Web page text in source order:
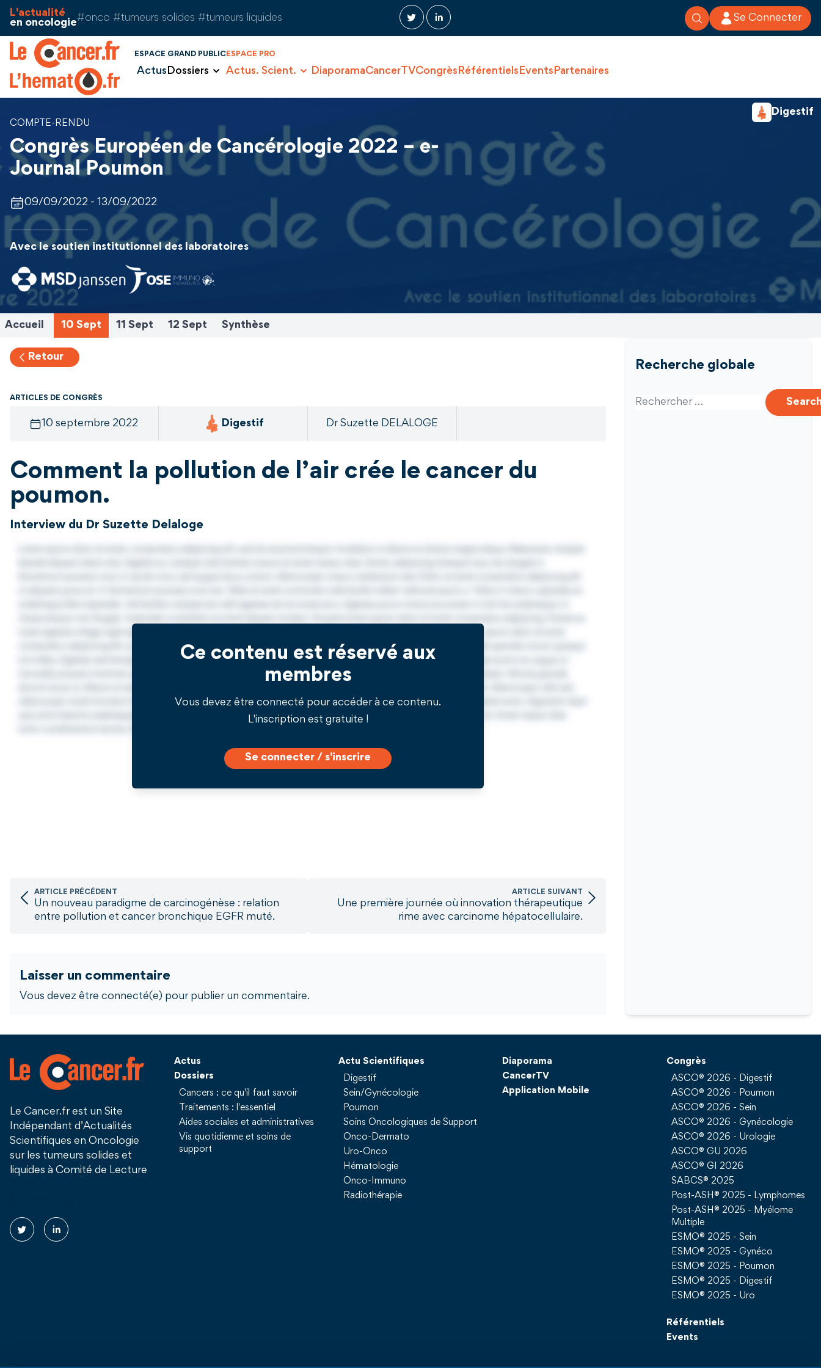
Aller au contenu
L'actualité
en oncologie#onco #tumeurs solides #tumeurs liquides Se Connecter
ESPACE GRAND PUBLIC
ActusDossiers
ESPACE PRO
Actus. Scient. DiaporamaCancerTVCongrèsRéférentielsEventsPartenaires
Digestif
COMPTE-RENDU
Congrès Européen de Cancérologie 2022 – e-
Journal Poumon
09/09/2022 - 13/09/2022
Avec le soutien institutionnel des laboratoires
Accueil 10 Sept 11 Sept 12 Sept Synthèse
Retour
ARTICLES DE CONGRÈS
10 septembre 2022 Digestif Dr Suzette DELALOGE
Comment la pollution de l’air crée le cancer du
poumon.
Interview du Dr Suzette Delaloge
Ce contenu est réservé aux
membres
Vous devez être connecté pour accéder à ce contenu.
L'inscription est gratuite !
Se connecter / s'inscrire
ARTICLE PRÉCÉDENT
Un nouveau paradigme de carcinogénèse : relation
entre pollution et cancer bronchique EGFR muté.
ARTICLE SUIVANT
Une première journée où innovation thérapeutique
rime avec carcinome hépatocellulaire.
Laisser un commentaire
Vous devez être connecté(e) pour publier un commentaire.
Recherche globale
Search for:
Le Cancer.fr est un Site
Indépendant d’Actualités
Scientifiques en Oncologie
sur les tumeurs solides et
liquides à Comité de Lecture
Actus
Dossiers
Cancers : ce qu'il faut savoir
Traitements : l'essentiel
Aides sociales et administratives
Vis quotidienne et soins de
support
Actu Scientifiques
Digestif
Sein/Gynécologie
Poumon
Soins Oncologiques de Support
Onco-Dermato
Uro-Onco
Hématologie
Onco-Immuno
Radiothérapie
Diaporama
CancerTV
Application Mobile
Congrès
ASCO® 2026 - Digestif
ASCO® 2026 - Poumon
ASCO® 2026 - Sein
ASCO® 2026 - Gynécologie
ASCO® 2026 - Urologie
ASCO® GU 2026
ASCO® GI 2026
SABCS® 2025
Post-ASH® 2025 - Lymphomes
Post-ASH® 2025 - Myélome
Multiple
ESMO® 2025 - Sein
ESMO® 2025 - Gynéco
ESMO® 2025 - Poumon
ESMO® 2025 - Digestif
ESMO® 2025 - Uro
Référentiels
Events
Panneau de gestion des cookies